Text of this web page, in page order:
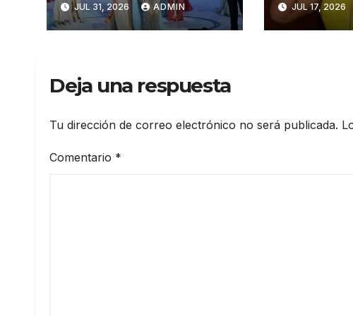
Universo República
Dominicana 2026
JUL 31, 2026 ADMIN
por el
de la
JUL 17, 2026
Deja una respuesta
Tu dirección de correo electrónico no será publicada.
Comentario *